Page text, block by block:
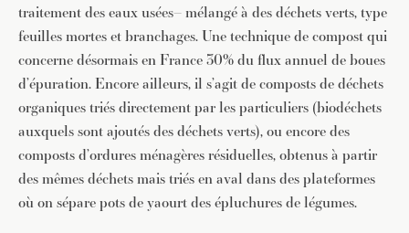
traitement des eaux usées– mélangé à des déchets verts, type
feuilles mortes et branchages. Une technique de compost qui
concerne désormais en France 30% du flux annuel de boues
d’épuration. Encore ailleurs, il s’agit de composts de déchets
organiques triés directement par les particuliers (biodéchets
auxquels sont ajoutés des déchets verts), ou encore des
composts d’ordures ménagères résiduelles, obtenus à partir
des mêmes déchets mais triés en aval dans des plateformes
où on sépare pots de yaourt des épluchures de légumes.